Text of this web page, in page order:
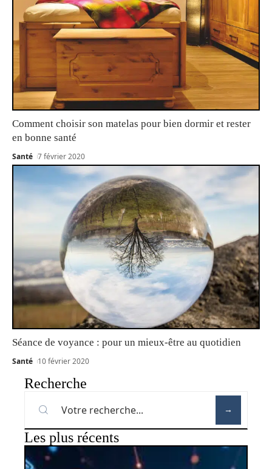
Comment choisir son matelas pour bien dormir et rester
en bonne santé
Santé 7 février 2020
Séance de voyance : pour un mieux-être au quotidien
Santé 10 février 2020
Recherche
Les plus récents